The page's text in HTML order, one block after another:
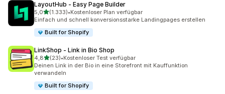
LayoutHub ‑ Easy Page Builder
5,0von 5 Sternen
(1.333)
1333 Rezensionen insgesamt
•Kostenloser Plan verfügbar
Einfach und schnell konversionsstarke Landingpages erstellen
Built for Shopify
LinkShop ‑ Link in Bio Shop
4,8von 5 Sternen
(23)
23 Rezensionen insgesamt
•Kostenloser Test verfügbar
Deinen Link in der Bio in eine Storefront mit Kauffunktion
verwandeln
Built for Shopify